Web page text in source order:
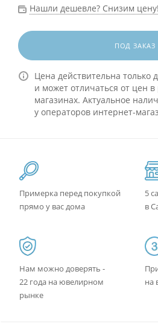
Нашли дешевле? Снизим цену!
ПОД ЗАКАЗ
Цена действительна только
и может отличаться от цен
магазинах. Актуальное
у операторов интернет-
Примерка перед покупкой
прямо у вас дома
5
в
Нам можно доверять -
22 года на ювелирном
рынке
на